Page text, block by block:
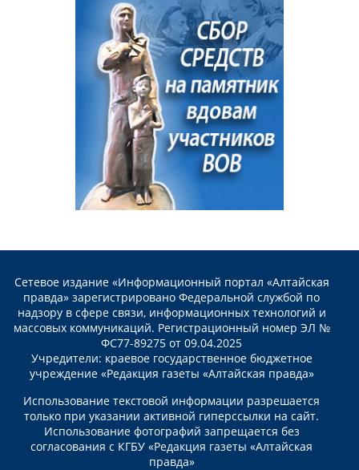
Сетевое издание «Информационный портал «Алтайская
правда» зарегистрировано Федеральной службой по
надзору в сфере связи, информационных технологий и
массовых коммуникаций. Регистрационный номер ЭЛ №
ФС77-89275 от 09.04.2025
Учредители: краевое государственное бюджетное
учреждение «Редакция газеты «Алтайская правда»
Использование текстовой информации разрешается
только при указании активной гиперссылки на сайт.
Использование фотографий запрещается без
согласования с КГБУ «Редакция газеты «Алтайская
правда»